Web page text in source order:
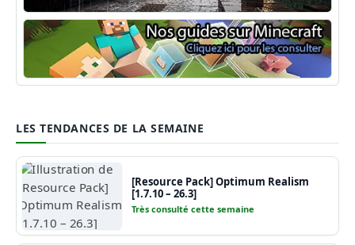
Shaders Minecraft
Guide Minecraft
LES TENDANCES DE LA SEMAINE
[Resource Pack] Optimum Realism
[1.7.10 – 26.3]
Très consulté cette semaine